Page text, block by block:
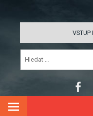
VSTUP